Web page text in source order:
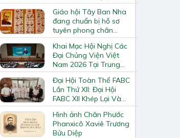
Việc Cuối Cùng
Giáo hội Tây Ban Nha
đang chuẩn bị hồ sơ
tuyên phong chân
phước và phong thánh
cho 3.344 vị
Khai Mạc Hội Nghị Các
Đại Chủng Viện Việt
Nam 2026 Tại Trung
Tâm Mục Vụ Giáo
Phận Vinh
Đại Hội Toàn Thể FABC
Lần Thứ XII: Đại Hội
FABC XII Khép Lại Và
Mở Ra Một Hành Trình
Mới Cho Giáo Hội Tại
Châu Á
Hình ảnh Chân Phước
Phanxicô Xaviê Trương
Bửu Diệp